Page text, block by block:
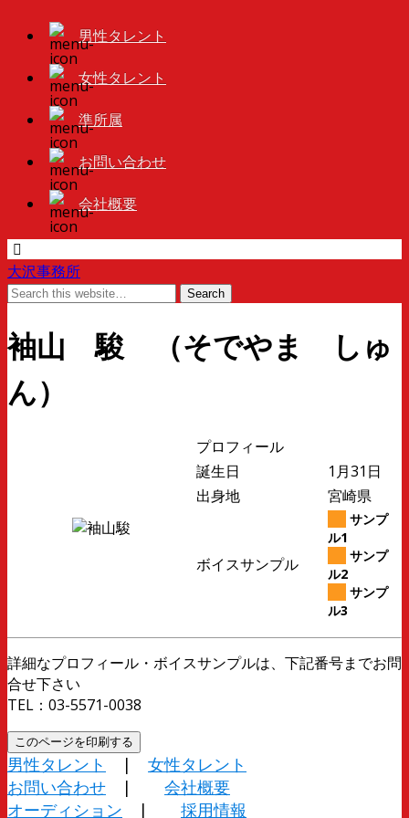
男性タレント
女性タレント
準所属
お問い合わせ
会社概要
大沢事務所
袖山 駿 （そでやま しゅ
ん）
プロフィール
誕生日
1月31日
出身地
宮崎県
ボイスサンプル
サンプ
ル1
サンプ
ル2
サンプ
ル3
詳細なプロフィール・ボイスサンプルは、下記番号までお問
合せ下さい
TEL：03-5571-0038
男性タレント | 女性タレント
お問い合わせ | 会社概要
オーディション | 採用情報